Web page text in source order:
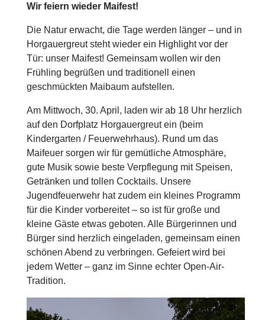
Wir feiern wieder Maifest!
Die Natur erwacht, die Tage werden länger – und in
Horgauergreut steht wieder ein Highlight vor der
Tür: unser Maifest! Gemeinsam wollen wir den
Frühling begrüßen und traditionell einen
geschmückten Maibaum aufstellen.
Am Mittwoch, 30. April, laden wir ab 18 Uhr herzlich
auf den Dorfplatz Horgauergreut ein (beim
Kindergarten / Feuerwehrhaus). Rund um das
Maifeuer sorgen wir für gemütliche Atmosphäre,
gute Musik sowie beste Verpflegung mit Speisen,
Getränken und tollen Cocktails. Unsere
Jugendfeuerwehr hat zudem ein kleines Programm
für die Kinder vorbereitet – so ist für große und
kleine Gäste etwas geboten. Alle Bürgerinnen und
Bürger sind herzlich eingeladen, gemeinsam einen
schönen Abend zu verbringen. Gefeiert wird bei
jedem Wetter – ganz im Sinne echter Open-Air-
Tradition.